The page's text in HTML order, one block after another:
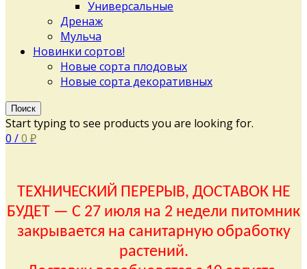
Универсальные
Дренаж
Мульча
Новинки сортов!
Новые сорта плодовых
Новые сорта декоративных
Поиск
Start typing to see products you are looking for.
0 /0 ₽
ТЕХНИЧЕСКИЙ ПЕРЕРЫВ, ДОСТАВОК НЕ
БУДЕТ — С 27 июля на 2 недели питомник
закрывается на санитарную обработку
растений.